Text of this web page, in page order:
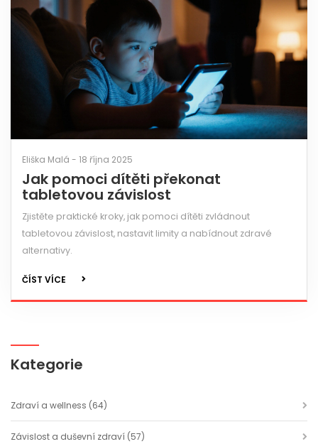
Eliška Malá - 18 října 2025
Jak pomoci dítěti překonat
tabletovou závislost
Zjistěte praktické kroky, jak pomoci dítěti zvládnout
tabletovou závislost, nastavit limity a nabídnout zdravé
alternativy.
ČÍST VÍCE
Kategorie
Zdraví a wellness (64)
Závislost a duševní zdraví (57)